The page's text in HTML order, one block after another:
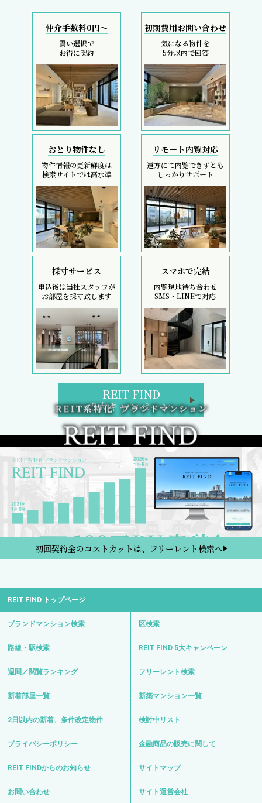
仲介手数料0円～
賢い選択で
お得に契約
初期費用お問い合わせ
気になる物件を
5分以内で回答
おとり物件なし
物件情報の更新鮮度は
検索サイトでは高水準
リモート内覧対応
遠方にて内覧できずとも
しっかりサポート
採寸サービス
申込後は当社スタッフが
お部屋を採寸致します
スマホで完結
内覧現地待ち合わせ
SMS・LINEで対応
REIT FIND
5大キャンペーン
初回契約金のコストカットは、フリーレント検索へ
REIT FIND トップページ
ブランドマンション検索 区検索
路線・駅検索 REIT FIND 5大キャンペーン
週間／閲覧ランキング フリーレント検索
新着部屋一覧 新築マンション一覧
2日以内の新着、条件改定物件 検討中リスト
プライバシーポリシー 金融商品の販売に関して
REIT FINDからのお知らせ サイトマップ
お問い合わせ サイト運営会社